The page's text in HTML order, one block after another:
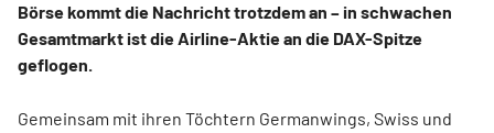
Börse kommt die Nachricht trotzdem an – in schwachen
Gesamtmarkt ist die Airline-Aktie an die DAX-Spitze
geflogen.
Gemeinsam mit ihren Töchtern Germanwings, Swiss und